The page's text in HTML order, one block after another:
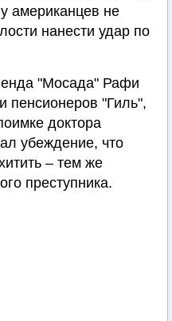
американцев не
нанести удар по
"Мосада" Рафи
пенсионеров "Гиль",
доктора
убеждение, что
– тем же
преступника.